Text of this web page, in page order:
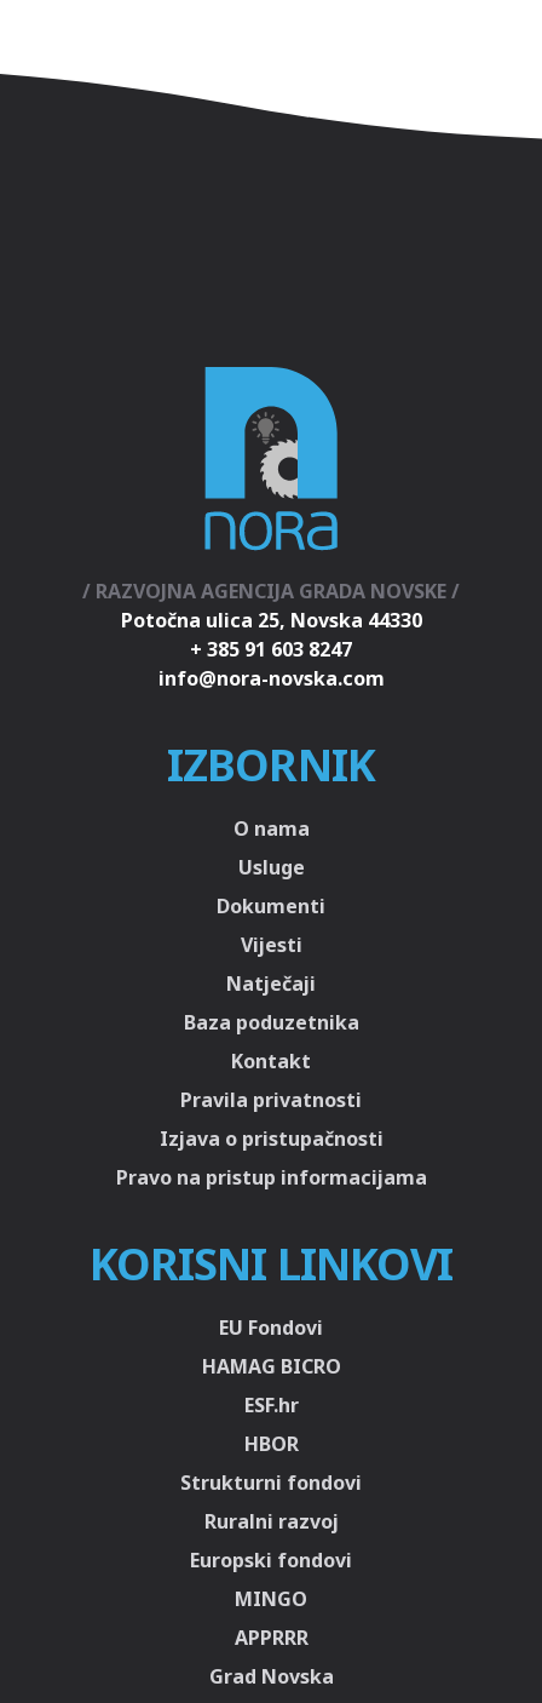
/ RAZVOJNA AGENCIJA GRADA NOVSKE /
Potočna ulica 25, Novska 44330
+ 385 91 603 8247
IZBORNIK
O nama
Usluge
Dokumenti
Vijesti
Natječaji
Baza poduzetnika
Kontakt
Pravila privatnosti
Izjava o pristupačnosti
Pravo na pristup informacijama
KORISNI LINKOVI
EU Fondovi
HAMAG BICRO
ESF.hr
HBOR
Strukturni fondovi
Ruralni razvoj
Europski fondovi
MINGO
APPRRR
Grad Novska